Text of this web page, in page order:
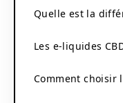
Quelle est la
Les e-liquides
Comment choisir